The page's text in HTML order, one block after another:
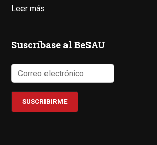
Leer más
Suscríbase al BeSAU